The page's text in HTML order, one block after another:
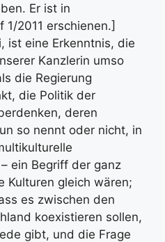
Er ist in
2011 erschienen.]
ist eine Erkenntnis, die
Kanzlerin umso
die Regierung
die Politik der
deren
so nennt oder nicht, in
ein Begriff der ganz
Kulturen gleich wären;
es zwischen den
koexistieren sollen,
gibt, und die Frage